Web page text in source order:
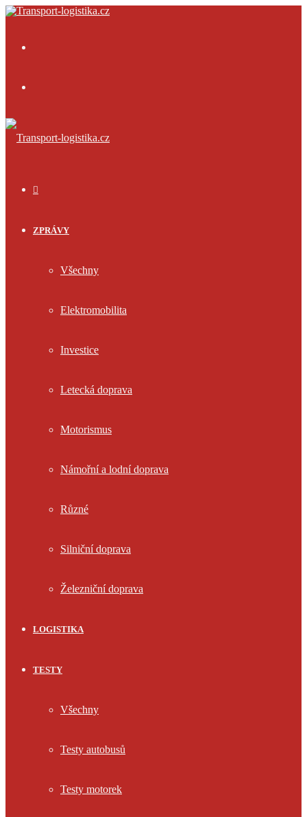
ZPRÁVY
Všechny
Elektromobilita
Investice
Letecká doprava
Motorismus
Námořní a lodní doprava
Různé
Silniční doprava
Železniční doprava
LOGISTIKA
TESTY
Všechny
Testy autobusů
Testy motorek